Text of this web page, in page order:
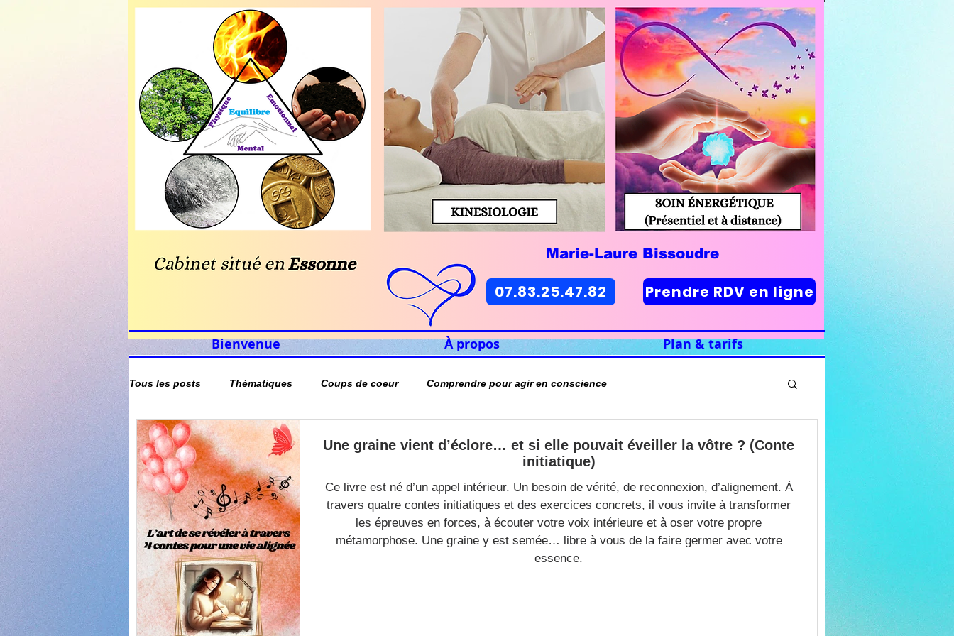
07.83.25.47.82 Prendre RDV en ligne
Marie-Laure Bissoudre
Tous les posts Thématiques Coups de coeur Comprendre pour agir en conscience
Une graine vient d’éclore… et si elle pouvait éveiller la vôtre ? (Conte
initiatique)
Ce livre est né d’un appel intérieur. Un besoin de vérité, de reconnexion, d’alignement. À
travers quatre contes initiatiques et des exercices concrets, il vous invite à transformer
les épreuves en forces, à écouter votre voix intérieure et à oser votre propre
métamorphose. Une graine y est semée… libre à vous de la faire germer avec votre
essence.
Bienvenue À propos Plan & tarifs